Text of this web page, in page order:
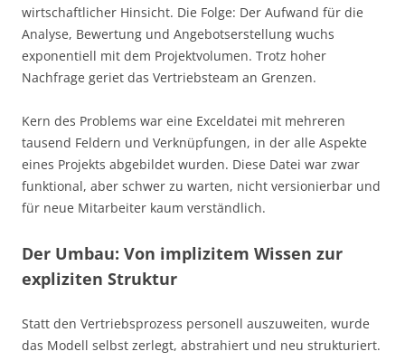
wirtschaftlicher Hinsicht. Die Folge: Der Aufwand für die
Analyse, Bewertung und Angebotserstellung wuchs
exponentiell mit dem Projektvolumen. Trotz hoher
Nachfrage geriet das Vertriebsteam an Grenzen.
Kern des Problems war eine Exceldatei mit mehreren
tausend Feldern und Verknüpfungen, in der alle Aspekte
eines Projekts abgebildet wurden. Diese Datei war zwar
funktional, aber schwer zu warten, nicht versionierbar und
für neue Mitarbeiter kaum verständlich.
Der Umbau: Von implizitem Wissen zur
expliziten Struktur
Statt den Vertriebsprozess personell auszuweiten, wurde
das Modell selbst zerlegt, abstrahiert und neu strukturiert.